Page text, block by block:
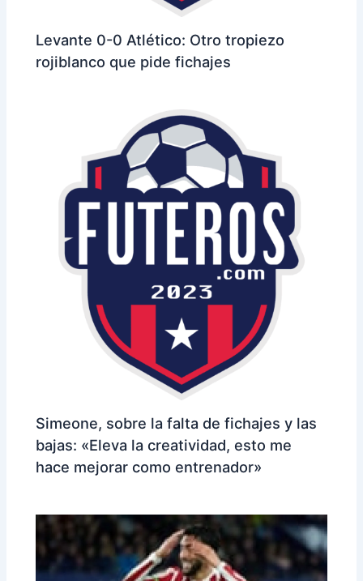
Levante 0-0 Atlético: Otro tropiezo
rojiblanco que pide fichajes
Simeone, sobre la falta de fichajes y las
bajas: «Eleva la creatividad, esto me
hace mejorar como entrenador»